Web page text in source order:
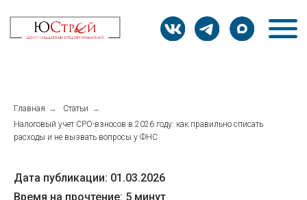
Главная → Статьи →
Налоговый учет СРО-взносов в 2026 году: как правильно списать
расходы и не вызвать вопросы у ФНС
Дата публикации: 01.03.2026
Время на прочтение: 5 минут